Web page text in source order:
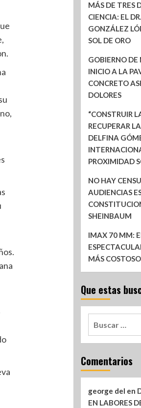
MÁS DE TRES
CIENCIA: EL
GONZÁLEZ
SOL DE ORO
GOBIERNO
INICIO A LA
CONCRETO
DOLORES
“CONSTRUIR
RECUPERAR
DELFINA
PROXIMIDAD
NO HAY
AUDIENCIAS
SHEINBAUM
IMAX 70 MM:
MÁS COSTOSO
Que estas
Comentarios
george del en
EN LABORES